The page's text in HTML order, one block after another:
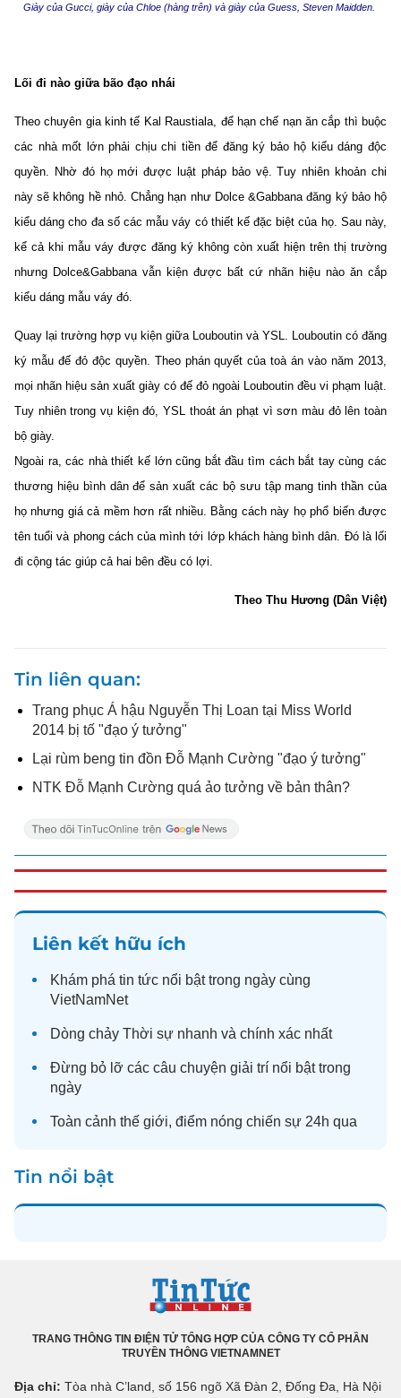
Giày của Gucci, giày của Chloe (hàng trên) và giày của Guess, Steven Maidden.
Lối đi nào giữa bão đạo nhái
Theo chuyên gia kinh tế Kal Raustiala, để hạn chế nạn ăn cắp thì buộc
các nhà mốt lớn phải chịu chi tiền để đăng ký bảo hộ kiểu dáng độc
quyền. Nhờ đó họ mới được luật pháp bảo vệ. Tuy nhiên khoản chi
này sẽ không hề nhỏ. Chẳng hạn như Dolce &Gabbana đăng ký bảo hộ
kiểu dáng cho đa số các mẫu váy có thiết kế đặc biệt của họ. Sau này,
kể cả khi mẫu váy được đăng ký không còn xuất hiện trên thị trường
nhưng Dolce&Gabbana vẫn kiện được bất cứ nhãn hiệu nào ăn cắp
kiểu dáng mẫu váy đó.
Quay lại trường hợp vụ kiện giữa Louboutin và YSL. Louboutin có đăng
ký mẫu đế đỏ độc quyền. Theo phán quyết của toà án vào năm 2013,
mọi nhãn hiệu sản xuất giày có đế đỏ ngoài Louboutin đều vi phạm luật.
Tuy nhiên trong vụ kiện đó, YSL thoát án phạt vì sơn màu đỏ lên toàn
bộ giày.
Ngoài ra, các nhà thiết kế lớn cũng bắt đầu tìm cách bắt tay cùng các
thương hiệu bình dân để sản xuất các bộ sưu tập mang tinh thần của
họ nhưng giá cả mềm hơn rất nhiều. Bằng cách này họ phổ biến được
tên tuổi và phong cách của mình tới lớp khách hàng bình dân. Đó là lối
đi cộng tác giúp cả hai bên đều có lợi.
Theo Thu Hương (Dân Việt)
Tin liên quan
Trang phục Á hậu Nguyễn Thị Loan tại Miss World
2014 bị tố "đạo ý tưởng"
Lại rùm beng tin đồn Đỗ Mạnh Cường "đạo ý tưởng"
NTK Đỗ Mạnh Cường quá ảo tưởng về bản thân?
Liên kết hữu ích
Khám phá tin tức nổi bật trong ngày cùng
VietNamNet
Dòng chảy Thời sự nhanh và chính xác nhất
Đừng bỏ lỡ các câu chuyện giải trí nổi bật trong
ngày
Toàn cảnh thế giới, điểm nóng chiến sự 24h qua
Tin nổi bật
TRANG THÔNG TIN ĐIỆN TỬ TỔNG HỢP CỦA CÔNG TY CỔ PHẦN
TRUYỀN THÔNG VIETNAMNET
Địa chỉ: Tòa nhà C’land, số 156 ngõ Xã Đàn 2, Đống Đa, Hà Nội